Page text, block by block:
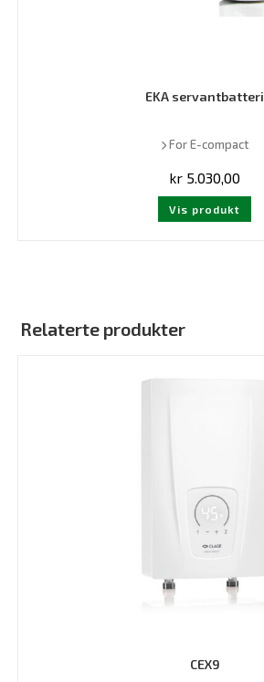
EKA servantbatteri
For E-compact
kr 5.030,00
Vis produkt
Relaterte produkter
CEX9